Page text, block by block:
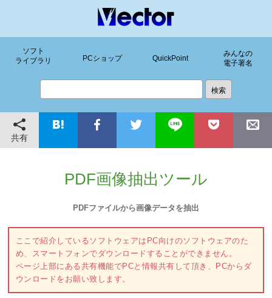
ソフト
ライブラリ
PCショップ QuickPoint
みんなの
電子署名
共有
PDF画像抽出ツール
PDFファイルから画像データを抽出
ここで紹介しているソフトウェアはPC向けのソフトウェアのた
め、スマートフォンでダウンロードすることができません。
ページ上部にある共有機能でPCと情報共有して頂き、PCからダ
ウンロードをお願い致します。